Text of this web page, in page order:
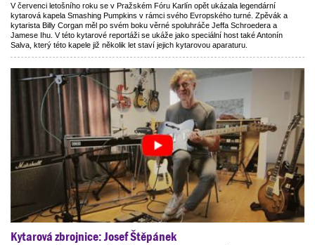
V červenci letošního roku se v Pražském Fóru Karlín opět ukázala legendární
kytarová kapela Smashing Pumpkins v rámci svého Evropského turné. Zpěvák a
kytarista Billy Corgan měl po svém boku věrné spoluhráče Jeffa Schroedera a
Jamese Ihu. V této kytarové reportáži se ukáže jako speciální host také Antonín
Salva, který této kapele již několik let staví jejich kytarovou aparaturu.
Kytarová zbrojnice: Josef Štěpánek